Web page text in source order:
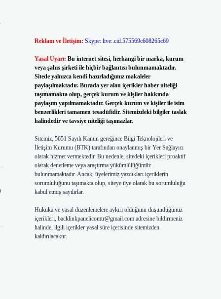
Reklam ve İletişim: Skype: live:.cid.575569c608265c69
Yasal Uyarı: Bu internet sitesi, herhangi bir marka, kurum
veya şahıs şirketi ile hiçbir bağlantısı bulunmamaktadır.
Sitede yalnızca kendi hazırladığımız makaleler
paylaşılmaktadır. Burada yer alan içerikler haber niteliği
taşımamakta olup, gerçek kurum ve kişiler hakkında
paylaşım yapılmamaktadır. Gerçek kurum ve kişiler ile isim
benzerlikleri tamamen tesadüfidir. Sitemizdeki bilgiler taslak
halindedir ve tavsiye niteliği taşımazlar.
Sitemiz, 5651 Sayılı Kanun gereğince Bilgi Teknolojileri ve
İletişim Kurumu (BTK) tarafından onaylanmış bir Yer Sağlayıcı
olarak hizmet vermektedir. Bu nedenle, sitedeki içerikleri proaktif
olarak denetleme veya araştırma yükümlülüğümüz
bulunmamaktadır. Ancak, üyelerimiz yazdıkları içeriklerin
sorumluluğunu taşımakta olup, siteye üye olarak bu sorumluluğu
kabul etmiş sayılırlar.
Hukuka ve yasal düzenlemelere aykırı olduğunu düşündüğünüz
içerikleri, backlinkpanelicomtr@gmail.comadresine bildirmeniz
halinde, ilgili içerikler yasal süre içerisinde sitemizden
kaldırılacaktır.